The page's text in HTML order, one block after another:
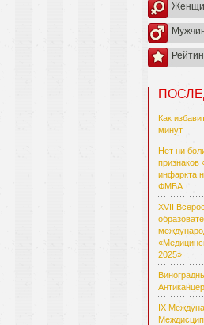
Как
минут
Нет ни
признаков
инфаркта
ФМБА
XVII
2025»
IX